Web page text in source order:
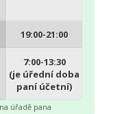
19:00-21:00
7:00-13:30
(je úřední doba
paní účetní)
úřadě pana